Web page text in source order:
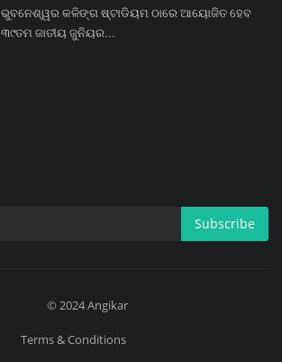
ଭୁବନେଶ୍ୱର କଳିଙ୍ଗ ଷ୍ଟାଡିୟମ ଠାରେ ଆୟୋଜିତ ହେବ
୩୯ତମ ଜାତୀୟ ଜୁନିୟର...
Subscribe
© 2024 Angikar
Terms & Conditions